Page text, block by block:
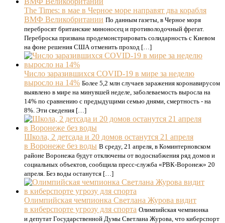
The Times: в мае в Черное море направят два корабля
ВМФ Великобритании По данным газеты, в Черное моря
перебросят британские миноносец и противолодочный фрегат.
Переброска призвана продемонстрировать солидарность с Киевом
на фоне решения США отменить проход […]
Число заразившихся COVID-19 в мире за неделю
выросло на 14% Более 5,2 млн случаев заражения коронавирусом
выявлено в мире на минувшей неделе, заболеваемость выросла на
14% по сравнению с предыдущими семью днями, смертность - на
8%. Эти сведения […]
Школа, 2 детсада и 20 домов останутся 21 апреля
в Воронеже без воды В среду, 21 апреля, в Коминтерновском
районе Воронежа будут отключены от водоснабжения ряд домов и
социальных объектов, сообщила пресс-служба «РВК-Воронеж» 20
апреля. Без воды останутся […]
Олимпийская чемпионка Светлана Журова видит
в киберспорте угрозу для спорта Олимпийская чемпионка
и депутат Государственной Думы Светлана Журова, что киберспорт